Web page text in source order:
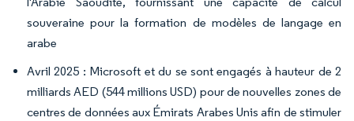
souveraine pour la formation de modèles de langage en
arabe
Avril 2025 : Microsoft et du se sont engagés à hauteur de 2
milliards AED (544 millions USD) pour de nouvelles zones de
centres de données aux Émirats Arabes Unis afin de stimuler